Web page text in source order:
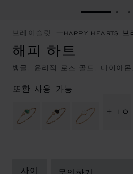
슬라이드로
슬
브레이슬릿 HAPPY HEARTS 브
해피 하트
뱅글, 윤리적 로즈 골드, 다이아몬
또한 사용 가능
+ 10
사이